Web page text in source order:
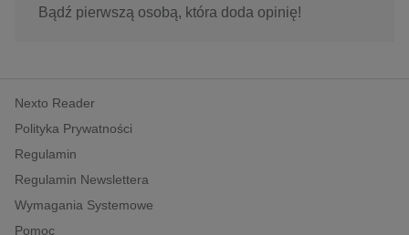
Bądź pierwszą osobą, która doda opinię!
Nexto Reader
Polityka Prywatności
Regulamin
Regulamin Newslettera
Wymagania Systemowe
Pomoc